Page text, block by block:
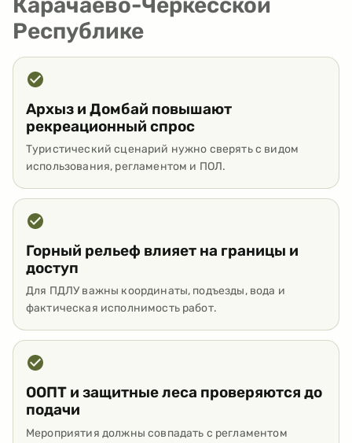
Республике
Архыз и Домбай повышают
рекреационный спрос
Туристический сценарий нужно сверять с видом
использования, регламентом и ПОЛ.
Горный рельеф влияет на границы и
доступ
Для ПДЛУ важны координаты, подъезды, вода и
фактическая исполнимость работ.
ООПТ и защитные леса проверяются до
подачи
Мероприятия должны совпадать с регламентом